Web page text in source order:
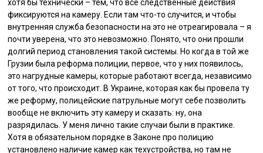
хотя бы технически – тем, что все следственные действия
фиксируются на камеру. Если там что-то случится, и чтобы
внутренняя служба безопасности на это не отреагировала – я
почти уверена, что это невозможно. Понято, что они прошли
долгий период становления такой системы. Но когда в той же
Грузии была реформа полиции, первое, что у них появилось,
это нагрудные камеры, которые работают всегда, независимо
от того, что происходит. В Украине, которая как бы провела ту
же реформу, полицейские патрульные могут себе позволить
вообще не включить эту камеру и сказать: ну, она
разрядилась. У меня лично такие случаи были в практике.
Хотя в обязательном порядке в Законе про полицию
установлено наличие камер как техустройства, но там не